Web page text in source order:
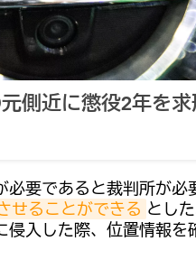
側近に懲役2年を求
要であると裁判所が必
せることができる とし
入した際、位置情報を